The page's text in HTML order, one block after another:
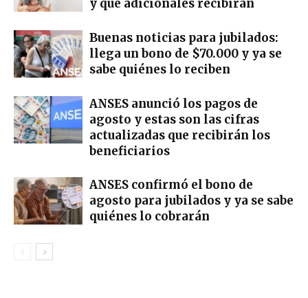
y qué adicionales recibirán
Buenas noticias para jubilados:
llega un bono de $70.000 y ya se
sabe quiénes lo reciben
ANSES anunció los pagos de
agosto y estas son las cifras
actualizadas que recibirán los
beneficiarios
ANSES confirmó el bono de
agosto para jubilados y ya se sabe
quiénes lo cobrarán